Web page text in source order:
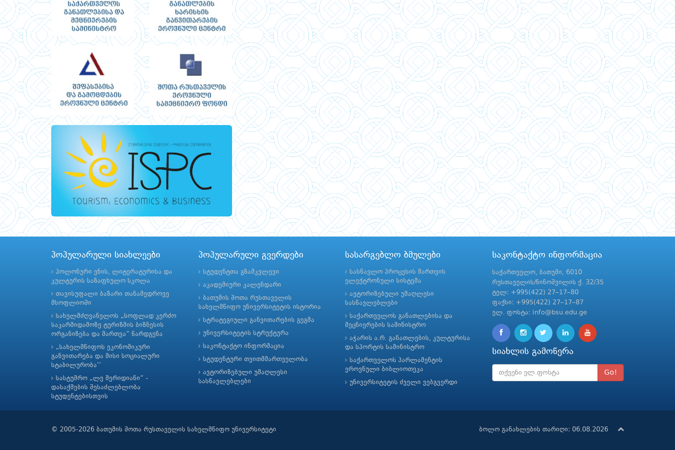
პოპულარული სიახლეები
პოლონური ენის, ლიტერატურისა და
კულტურის საზაფხულო სკოლა
თავისუფალი ბაზარი თანამედროვე
მსოფლიოში
სახელმძღვანელოს „სოფლად კერძო
საკარმიდამოზე ტურიზმის ბიზნესის
ორგანიზება და მართვა“ წარდგენა
„სახელმწიფოს ეკონომიკური
განვითარება და მისი სოციალური
სტაბილურობა’’
სასტუმრო „ლე მერიდიანი“ -
დასაქმების შესაძლებლობა
სტუდენტებისთვის
პოპულარული გვერდები
სტუდენტთა გზამკვლევი
აკადემიური კალენდარი
ბათუმის შოთა რუსთაველის
სახელმწიფო უნივერსიტეტის ისტორია
სტრატეგიული განვითარების გეგმა
უნივერსიტეტის სტრუქტურა
საკონტაქტო ინფორმაცია
სტუდენტური თვითმმართველობა
ავტორიზებული უმაღლესი
სასწავლებლები
სასარგებლო ბმულები
სასწავლო პროცესის მართვის
ელექტრონული სისტემა
ავტორიზებული უმაღლესი
სასწავლებლები
საქართველოს განათლებისა და
მეცნიერების სამინისტრო
აჭარის ა.რ. განათლების, კულტურისა
და სპორტის სამინისტრო
საქართველოს პარლამენტის
ეროვნული ბიბლიოთეკა
უნივერსიტეტის ძველი ვებგვერდი
საკონტაქტო ინფორმაცია
საქართველო, ბათუმი, 6010
რუსთაველის/ნინოშვილის ქ. 32/35
ტელ: +995(422) 27–17–80
ფაქსი: +995(422) 27–17–87
ელ. ფოსტა: info@bsu.edu.ge
სიახლის გამოწერა
Go!
© 2005-2026 ბათუმის შოთა რუსთაველის სახელმწიფო უნივერსიტეტი ბოლო განახლების თარიღი: 06.08.2026